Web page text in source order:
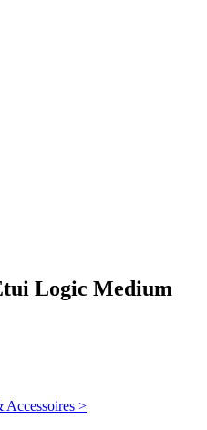
Logic Medium
Accessoires >